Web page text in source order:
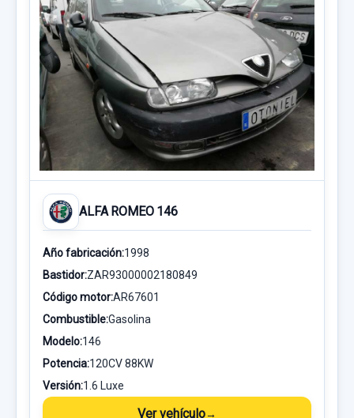
ALFA ROMEO 146
Año fabricación:1998
Bastidor:ZAR93000002180849
Código motor:AR67601
Combustible:Gasolina
Modelo:146
Potencia:120CV 88KW
Versión:1.6 Luxe
Ver vehículo